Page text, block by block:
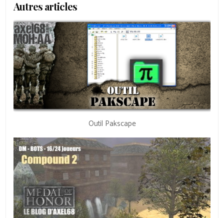
Autres articles
Outil Pakscape